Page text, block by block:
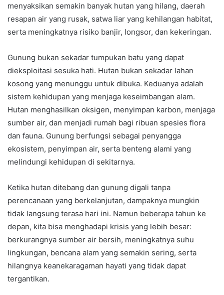
menyaksikan semakin banyak hutan yang hilang, daerah
resapan air yang rusak, satwa liar yang kehilangan habitat,
serta meningkatnya risiko banjir, longsor, dan kekeringan.
Gunung bukan sekadar tumpukan batu yang dapat
dieksploitasi sesuka hati. Hutan bukan sekadar lahan
kosong yang menunggu untuk dibuka. Keduanya adalah
sistem kehidupan yang menjaga keseimbangan alam.
Hutan menghasilkan oksigen, menyimpan karbon, menjaga
sumber air, dan menjadi rumah bagi ribuan spesies flora
dan fauna. Gunung berfungsi sebagai penyangga
ekosistem, penyimpan air, serta benteng alami yang
melindungi kehidupan di sekitarnya.
Ketika hutan ditebang dan gunung digali tanpa
perencanaan yang berkelanjutan, dampaknya mungkin
tidak langsung terasa hari ini. Namun beberapa tahun ke
depan, kita bisa menghadapi krisis yang lebih besar:
berkurangnya sumber air bersih, meningkatnya suhu
lingkungan, bencana alam yang semakin sering, serta
hilangnya keanekaragaman hayati yang tidak dapat
tergantikan.